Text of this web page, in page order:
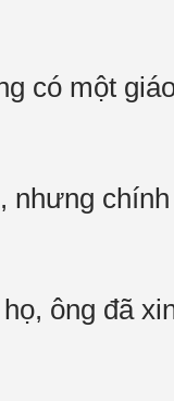
có một
nhưng
ông đã